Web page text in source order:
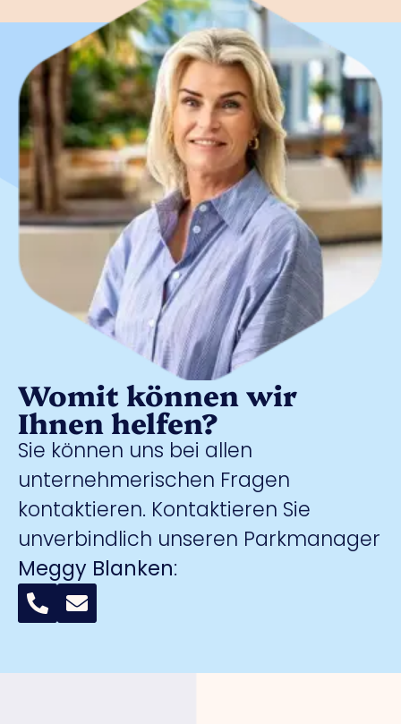
Womit können wir
Ihnen helfen?
Sie können uns bei allen
unternehmerischen Fragen
kontaktieren. Kontaktieren Sie
unverbindlich unseren Parkmanager
Meggy Blanken: